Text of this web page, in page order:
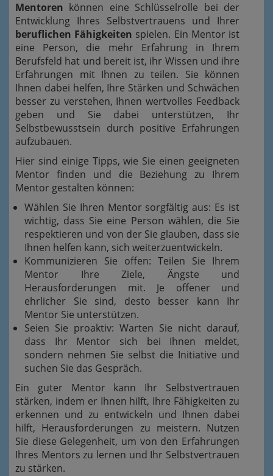
Mentoren können eine Schlüsselrolle bei der
Entwicklung Ihres Selbstvertrauens und Ihrer
beruflichen Fähigkeiten spielen. Ein Mentor ist
eine Person, die mehr Erfahrung in Ihrem
Berufsfeld hat und bereit ist, ihr Wissen und ihre
Erfahrungen mit Ihnen zu teilen. Sie können
Ihnen dabei helfen, Ihre Stärken und Schwächen
besser zu verstehen, Ihnen wertvolles Feedback
geben und Sie dabei unterstützen, Ihr
Selbstbewusstsein durch positive Erfahrungen
aufzubauen.
Hier sind einige Tipps, wie Sie einen geeigneten
Mentor finden und die Beziehung zu Ihrem
Mentor gestalten können:
Wählen Sie Ihren Mentor sorgfältig aus: Es ist
wichtig, dass Sie eine Person wählen, die Sie
respektieren und von der Sie glauben, dass sie
Ihnen helfen kann, sich weiterzuentwickeln.
Kommunizieren Sie offen: Teilen Sie Ihrem
Mentor Ihre Ziele, Ängste und
Herausforderungen mit. Je offener und
ehrlicher Sie sind, desto besser kann Ihr
Mentor Sie unterstützen.
Seien Sie proaktiv: Warten Sie nicht darauf,
dass Ihr Mentor sich bei Ihnen meldet,
sondern nehmen Sie selbst die Initiative und
suchen Sie das Gespräch.
Ein guter Mentor kann Ihr Selbstvertrauen
stärken, indem er Ihnen hilft, Ihre Fähigkeiten zu
erkennen und zu entwickeln und Ihnen dabei
hilft, Herausforderungen zu meistern. Nutzen
Sie diese Gelegenheit, um von den Erfahrungen
Ihres Mentors zu lernen und Ihr Selbstvertrauen
zu stärken.